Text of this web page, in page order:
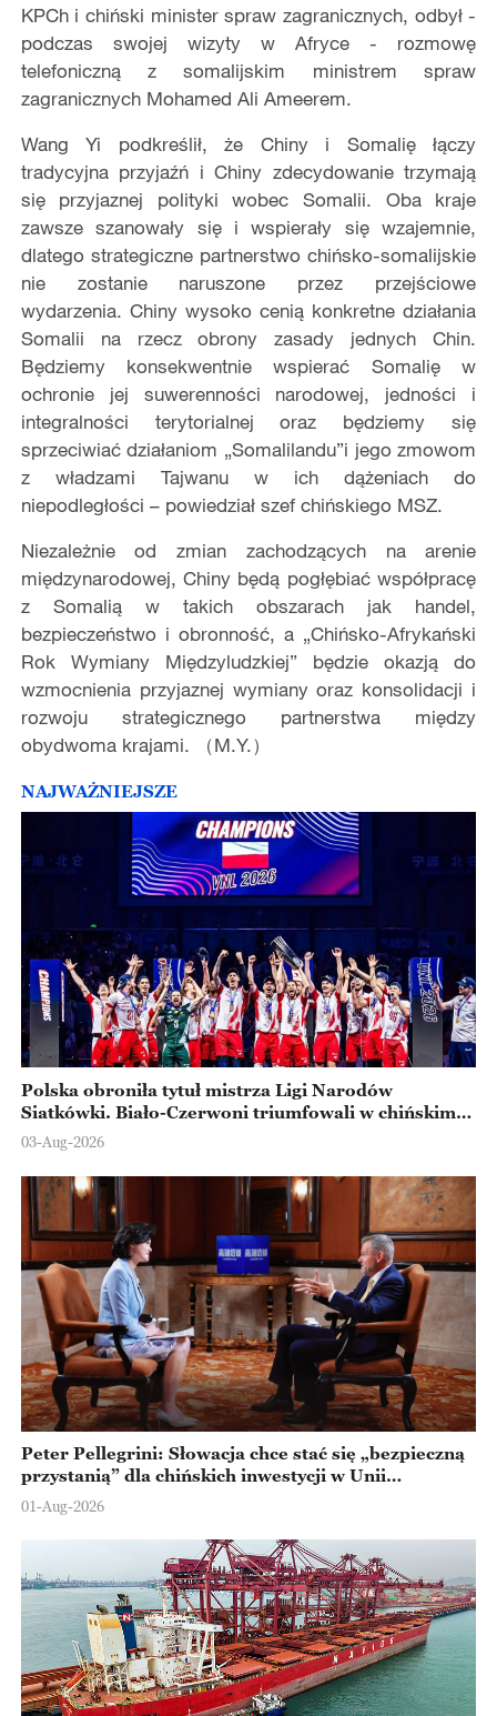
KPCh i chiński minister spraw zagranicznych, odbył -
podczas swojej wizyty w Afryce - rozmowę
telefoniczną z somalijskim ministrem spraw
zagranicznych Mohamed Ali Ameerem.
Wang Yi podkreślił, że Chiny i Somalię łączy
tradycyjna przyjaźń i Chiny zdecydowanie trzymają
się przyjaznej polityki wobec Somalii. Oba kraje
zawsze szanowały się i wspierały się wzajemnie,
dlatego strategiczne partnerstwo chińsko-somalijskie
nie zostanie naruszone przez przejściowe
wydarzenia. Chiny wysoko cenią konkretne działania
Somalii na rzecz obrony zasady jednych Chin.
Będziemy konsekwentnie wspierać Somalię w
ochronie jej suwerenności narodowej, jedności i
integralności terytorialnej oraz będziemy się
sprzeciwiać działaniom „Somalilandu”i jego zmowom
z władzami Tajwanu w ich dążeniach do
niepodległości – powiedział szef chińskiego MSZ.
Niezależnie od zmian zachodzących na arenie
międzynarodowej, Chiny będą pogłębiać współpracę
z Somalią w takich obszarach jak handel,
bezpieczeństwo i obronność, a „Chińsko-Afrykański
Rok Wymiany Międzyludzkiej” będzie okazją do
wzmocnienia przyjaznej wymiany oraz konsolidacji i
rozwoju strategicznego partnerstwa między
obydwoma krajami. （M.Y.）
NAJWAŻNIEJSZE
Polska obroniła tytuł mistrza Ligi Narodów
Siatkówki. Biało-Czerwoni triumfowali w chińskim
Ningbo
03-Aug-2026
Peter Pellegrini: Słowacja chce stać się „bezpieczną
przystanią” dla chińskich inwestycji w Unii
Europejskiej
01-Aug-2026